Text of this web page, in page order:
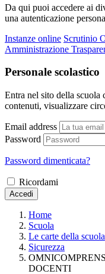
Da qui puoi accedere ai
una autenticazione
Instanze online Scrutinio
Amministrazione
Personale scolastico
Entra nel sito della scuola
contenuti, visualizzare
Email address
Password
Password dimenticata?
Ricordami
Accedi
Home
Scuola
Le carte della scuola
Sicurezza
DOCENTI